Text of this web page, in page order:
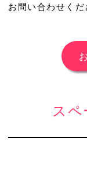
お問い合わせくだ
ス